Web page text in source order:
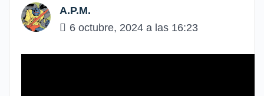
A.P.M.
6 octubre, 2024 a las 16:23